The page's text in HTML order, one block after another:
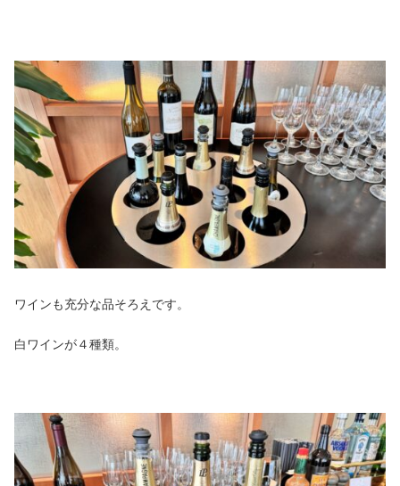
ワインも充分な品そろえです。
白ワインが４種類。